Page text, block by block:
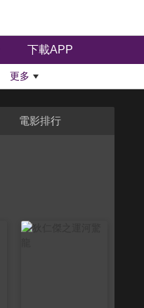
下載APP
更多
電影排行